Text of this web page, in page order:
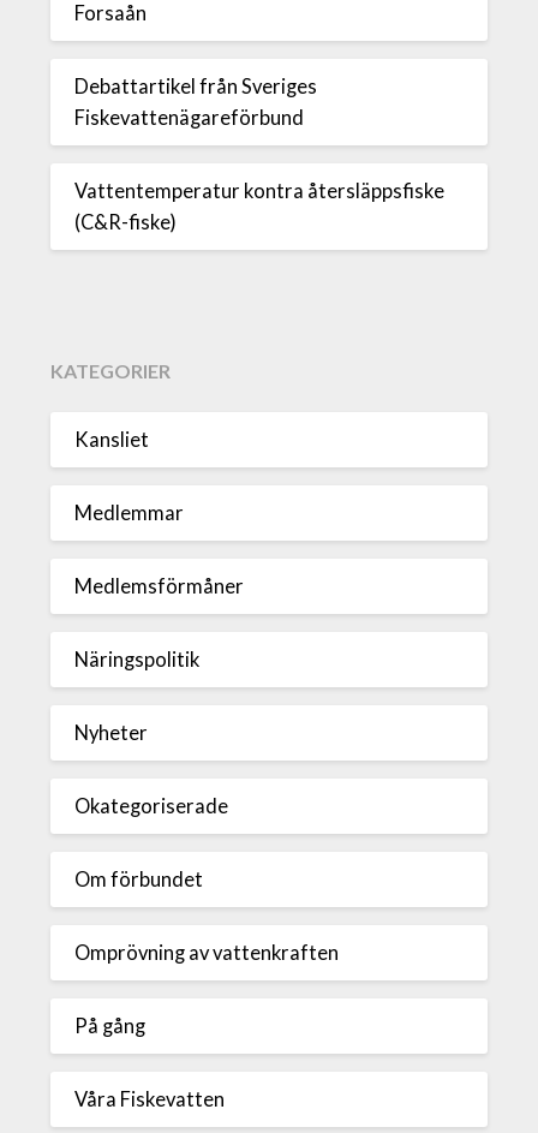
Forsaån
Debattartikel från Sveriges
Fiskevattenägareförbund
Vattentemperatur kontra återsläppsfiske
(C&R-fiske)
KATEGORIER
Kansliet
Medlemmar
Medlemsförmåner
Näringspolitik
Nyheter
Okategoriserade
Om förbundet
Omprövning av vattenkraften
På gång
Våra Fiskevatten